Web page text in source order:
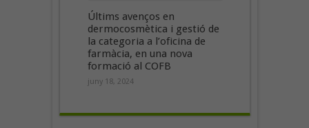
Últims avenços en
dermocosmètica i gestió de
la categoria a l’oficina de
farmàcia, en una nova
formació al COFB
juny 18, 2024